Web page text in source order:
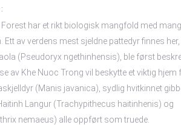
har et rikt biologisk mangfold med
Ett av verdens mest sjeldne pattedyr finnes
(Pseudoryx ngethinhensis), ble først
av Khe Nuoc Trong vil beskytte et viktig hjem
(Manis javanica), sydlig hvitkinnet
Langur (Trachypithecus haitinhenis) og
nemaeus) alle oppført som truede.